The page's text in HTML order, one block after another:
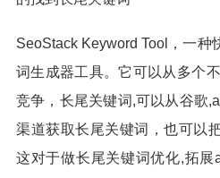
SeoStack Keyword Tool，一种
词生成器工具。它可以从多个
竞争，长尾关键词,可以从谷歌
渠道获取长尾关键词，也可以
这对于做长尾关键词优化,拓展